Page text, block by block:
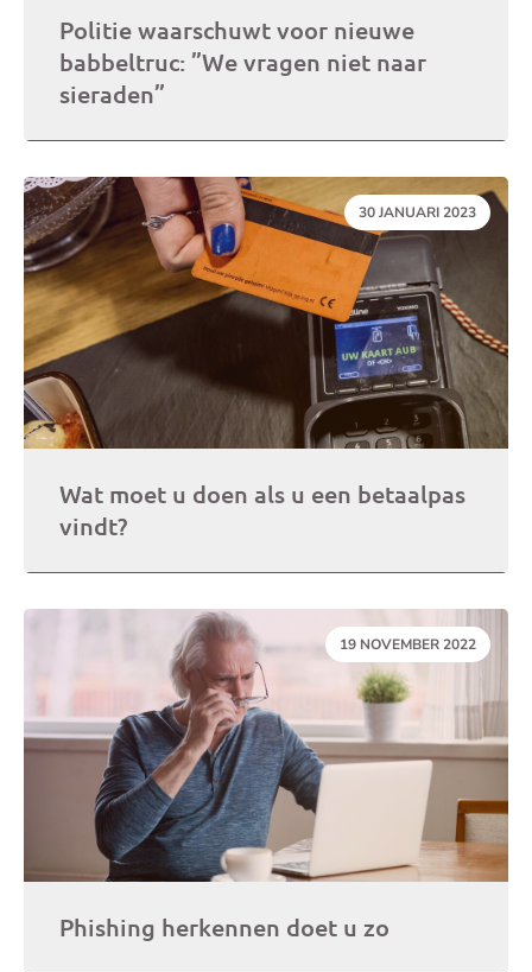
Politie waarschuwt voor nieuwe
babbeltruc: ”We vragen niet naar
sieraden”
DATUM:
30 JANUARI 2023
Wat moet u doen als u een betaalpas
vindt?
DATUM:
19 NOVEMBER 2022
Phishing herkennen doet u zo